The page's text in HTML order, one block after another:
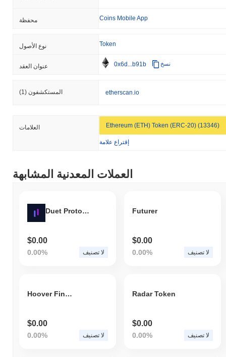
محفظة Coins Mobile App
نوع الأصول Token
عنوان العقد 0x6d...b91b نسخ
المستكشفون (1) etherscan.io
العلامات Ethereum (ETH) Token (ERC-20) (13346)
إقتراع علامة
العملات المعدنية المشابهة
Duet Protocol
$0.00
0.00% لا تصنيف
Futurer
$0.00
0.00% لا تصنيف
Hoover Finance
$0.00
0.00% لا تصنيف
Radar Token
$0.00
0.00% لا تصنيف